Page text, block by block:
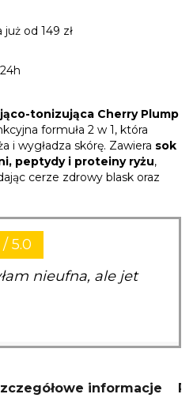
od 149 zł
tonizująca Cherry Plump
formuła 2 w 1, która
i wygładza skórę. Zawiera sok
peptydy i proteiny ryżu,
cerze zdrowy blask oraz
5.0
nieufna, ale jet
informacje